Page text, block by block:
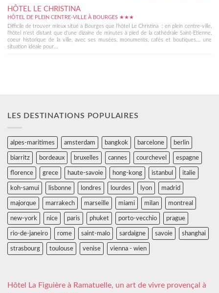
HÔTEL LE CHRISTINA
HÔTEL DE PLEIN CENTRE-VILLE À BOURGES ★★★
Difficile de trouver mieux situé à Bourges que l'hôtel Le Christina : en plein centre-ville,
l'hôtel n'est distant que d'une dizaine de minutes à pied de la cathédrale Saint-Etienne,
coeur historique de la ville, avec ses musées, monuments, cafés et boutiques... une
situation idéale pour...
LES DESTINATIONS POPULAIRES
alpes-maritimes amsterdam bangkok barcelone berlin
biarritz bordeaux bruxelles cannes courchevel espagne
florence grece haute-savoie hong-kong istanbul italie
koh-samui lisbonne londres lourdes lyon madrid
majorque marrakech marseille miami milan montreal
new-york nice paris phuket porto-vecchio prague
rio-de-janeiro rome saint-malo sardaigne savoie shanghai
strasbourg toulouse venise vienna - wien
Hôtel La Figuière à Ramatuelle, un art de vivre provençal à